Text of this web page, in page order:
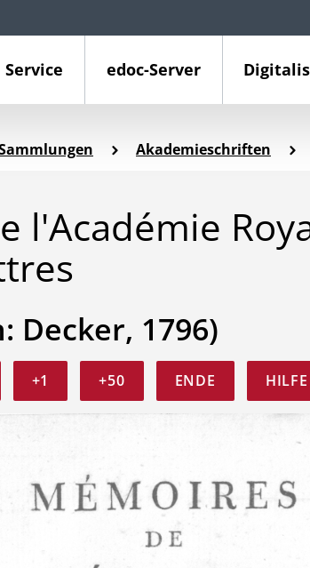
Service edoc-Server
Akademieschriften
l'Académie
Decker, 1796)
+1 +50 ENDE HILFE